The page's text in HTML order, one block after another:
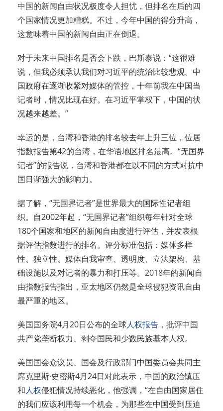
中国的新闻自由状况极度令人担忧，但排名在后的四
个国家情况更加糟糕。不过，今年中国的得分升高，
这意味着中国的新闻自由正在倒退。
对于未来中国排名是否会下跌，巴斯泰说：“这很难
说，但我必须承认我们对习近平的统治比较悲观。中
国政府在逐渐收紧对媒体的管控，十年前我在中国当
记者时，情况比现在好。在习近平掌权下，中国的状
况越来越差。”
幸运的是，台湾和香港的排名较去年上升三位，位居
指数报告第42的台湾，在华语地区排名最高。“无国界
记者”的报告说，台湾和香港都在以不同的方式对抗中
国日渐强大的影响力。
据了解，“无国界记者”是世界最大的国际性记者组
织。自2002年起，“无国界记者”组织每年针对全球
180个国家和地区的新闻自由度进行评估，并发表根
据评估指数进行的排名。评分标准包括：媒体多样
性、独立性、媒体自我审查、透明度、立法架构、基
础设施以及对记者的暴力和打压等。2018年的新闻自
由指数报告指出，亚太地区仍然是全球侵犯资讯自由
最严重的地区。
美国国务院4月20日公布的全球人权报告 ，批评中国
共产党垄断权力、剥夺国民和少数民族基本人权。
美国国会众议员、国会及行政部门中国委员会共同主
席克里斯·史密斯4月24日对此表示，中国的政治镇压
和人权侵犯情况持续恶化，他强调，“在自由国家居住
的我们应该利用每一个机会，为那些在中国受到压迫